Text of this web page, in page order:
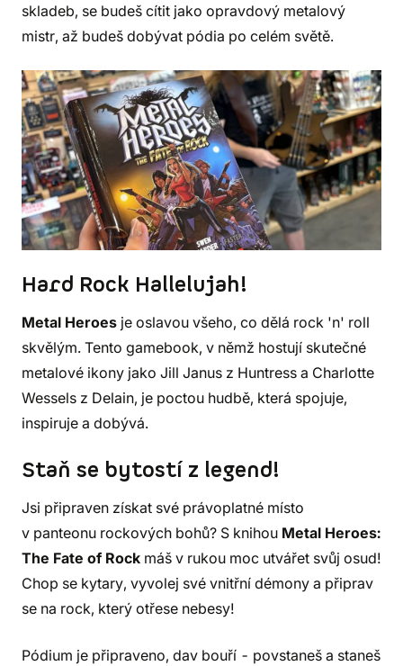
skladeb, se budeš cítit jako opravdový metalový
mistr, až budeš dobývat pódia po celém světě.
Hard Rock Hallelujah!
Metal Heroes je oslavou všeho, co dělá rock 'n' roll
skvělým. Tento gamebook, v němž hostují skutečné
metalové ikony jako Jill Janus z Huntress a Charlotte
Wessels z Delain, je poctou hudbě, která spojuje,
inspiruje a dobývá.
Staň se bytostí z legend!
Jsi připraven získat své právoplatné místo
v panteonu rockových bohů? S knihou Metal Heroes:
The Fate of Rock máš v rukou moc utvářet svůj osud!
Chop se kytary, vyvolej své vnitřní démony a připrav
se na rock, který otřese nebesy!
Pódium je připraveno, dav bouří - povstaneš a staneš